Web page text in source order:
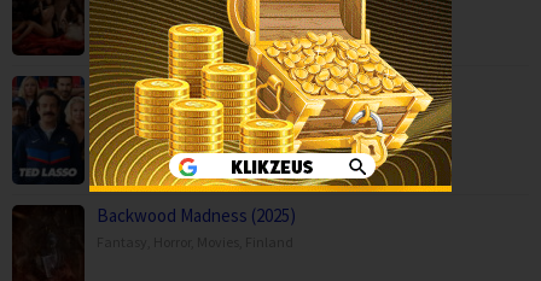
Ted Lasso Season 4 (2026)
Comedy,Drama,Serial TV,USA
Backwood Madness (2025)